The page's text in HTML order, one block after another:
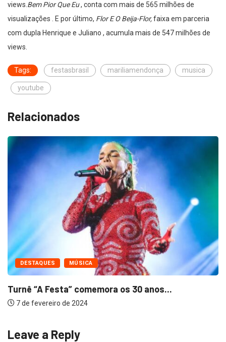
views. Bem Pior Que Eu, conta com mais de 565 milhões de
visualizações . E por último, Flor E O Beija-Flor,faixa em parceria
com dupla Henrique e Juliano , acumula mais de 547 milhões de
views.
Tags: festasbrasil mariliamendonça musica
youtube
Relacionados
DESTAQUES MÚSICA
Turnê “A Festa” comemora os 30 anos...
7 de fevereiro de 2024
Leave a Reply